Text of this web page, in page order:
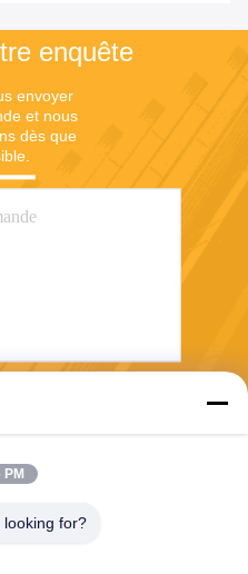
enquête
envoyer
et nous
dès que
PM
looking for?